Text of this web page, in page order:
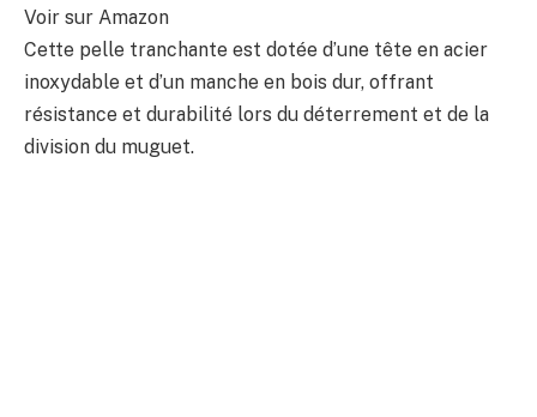
Voir sur Amazon
Cette pelle tranchante est dotée d’une tête en acier
inoxydable et d’un manche en bois dur, offrant
résistance et durabilité lors du déterrement et de la
division du muguet.